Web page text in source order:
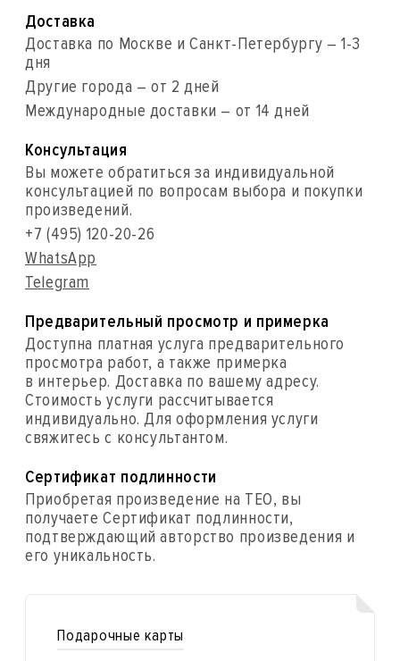
Доставка
Доставка по Москве и Санкт-Петербургу – 1-3
дня
Другие города – от 2 дней
Международные доставки – от 14 дней
Консультация
Вы можете обратиться за индивидуальной
консультацией по вопросам выбора и покупки
произведений.
+7 (495) 120-20-26
WhatsApp
Telegram
Предварительный просмотр и примерка
Доступна платная услуга предварительного
просмотра работ, а также примерка
в интерьер. Доставка по вашему адресу.
Стоимость услуги рассчитывается
индивидуально. Для оформления услуги
свяжитесь с консультантом.
Сертификат подлинности
Приобретая произведение на ТЕО, вы
получаете Сертификат подлинности,
подтверждающий авторство произведения и
его уникальность.
Подарочные карты